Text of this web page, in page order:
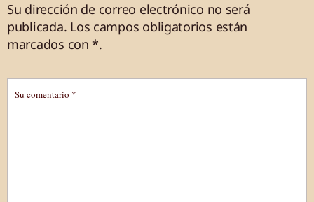
Su dirección de correo electrónico no será
publicada. Los campos obligatorios están
marcados con *.